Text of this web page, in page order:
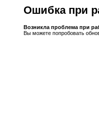
Ошибка при
Возникла проблема при
Вы можете попробовать